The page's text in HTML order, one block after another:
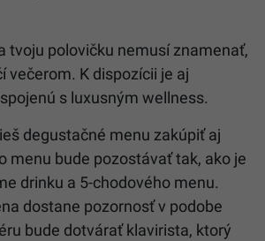
tvoju polovičku nemusí znamenať,
večerom. K dispozícii je aj
s luxusným wellness.
degustačné menu zakúpiť aj
menu bude pozostávať tak, ako je
drinku a 5-chodového menu.
dostane pozornosť v podobe
bude dotvárať klavirista, ktorý